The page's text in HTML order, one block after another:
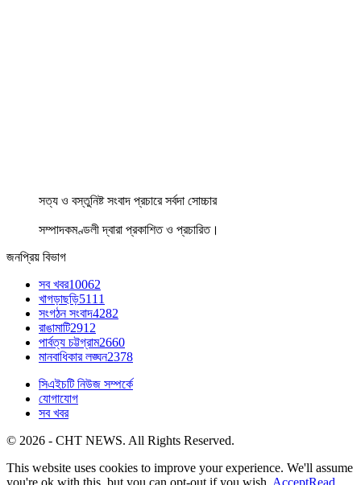
সত্য ও বস্তুনিষ্ট সংবাদ প্রচারে সর্বদা সোচ্চার
সম্পাদকমণ্ডলী দ্বারা প্রকাশিত ও প্রচারিত।
জনপ্রিয় বিভাগ
সব খবর10062
খাগড়াছড়ি5111
সংগঠন সংবাদ4282
রাঙামাটি2912
পার্বত্য চট্টগ্রাম2660
মানবাধিকার লঙ্ঘন2378
সিএইচটি নিউজ সম্পর্কে
যোগাযোগ
সব খবর
© 2026 - CHT NEWS. All Rights Reserved.
This website uses cookies to improve your experience. We'll assume